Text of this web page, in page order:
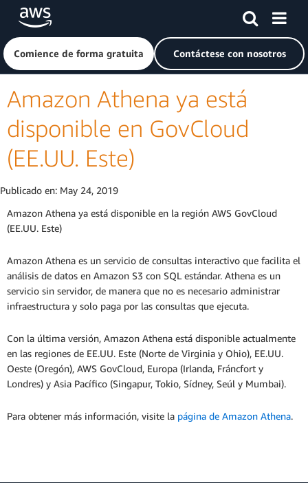
Saltar al contenido principal
Haga clic aquí para volver a la página de inicio de Amazon
Comience de forma gratuita Contáctese con nosotros
Amazon Athena ya está
disponible en GovCloud
(EE.UU. Este)
Publicado en: May 24, 2019
Amazon Athena ya está disponible en la región AWS GovCloud
(EE.UU. Este)
Amazon Athena es un servicio de consultas interactivo que facilita el
análisis de datos en Amazon S3 con SQL estándar. Athena es un
servicio sin servidor, de manera que no es necesario administrar
infraestructura y solo paga por las consultas que ejecuta.
Con la última versión, Amazon Athena está disponible actualmente
en las regiones de EE.UU. Este (Norte de Virginia y Ohio), EE.UU.
Oeste (Oregón), AWS GovCloud, Europa (Irlanda, Fráncfort y
Londres) y Asia Pacífico (Singapur, Tokio, Sídney, Seúl y Mumbai).
Para obtener más información, visite la página de Amazon Athena.